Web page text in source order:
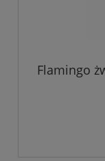
Flamingo